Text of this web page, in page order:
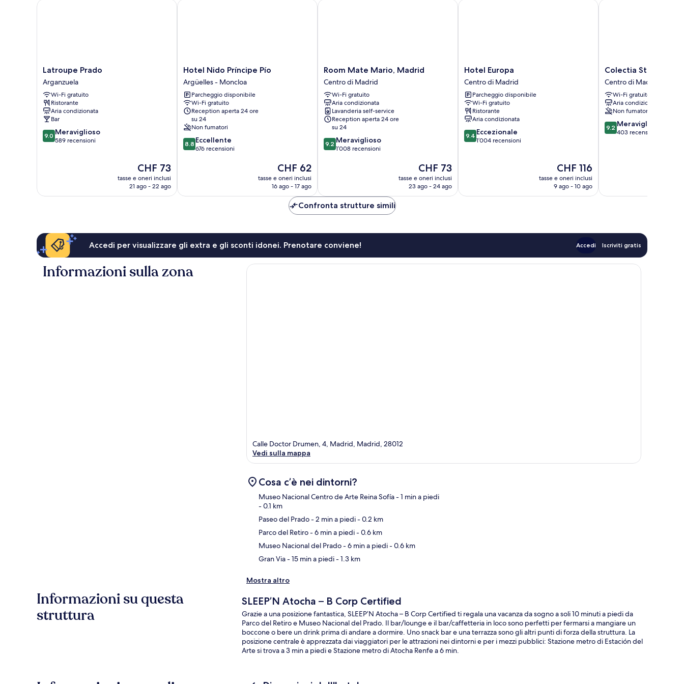
Latroupe
Prado
Arganzuela
Latroupe Prado
Arganzuela
Wi-Fi gratuito
Ristorante
Aria condizionata
Bar
9.0
su
9.0 Meraviglioso
589 recensioni
Il
prezzo
attuale
CHF 73
tasse e oneri inclusi
21 ago - 22 ago
Latroupe Prado
Hotel
Nido
Príncipe
Pío
Argüelles
-
Moncloa
Hotel Nido Príncipe Pío
Argüelles - Moncloa
Parcheggio disponibile
Wi-Fi gratuito
Reception aperta 24 ore
su 24
Non fumatori
8.8
su
8.8 Eccellente
676 recensioni
Il
prezzo
attuale
CHF 62
CHF 62
tasse e oneri inclusi
16 ago - 17 ago
Hotel Nido Príncipe Pío
Room
Mate
Mario,
Madrid
Centro
di
Madrid
Room Mate Mario, Madrid
Centro di Madrid
Wi-Fi gratuito
Aria condizionata
Lavanderia self-service
Reception aperta 24 ore
su 24
9.2
su
9.2 Meraviglioso
1’008 recensioni
Il
prezzo
attuale
CHF 73
tasse e oneri inclusi
23 ago - 24 ago
Room Mate Mario, Madrid
Hotel
Europa
Centro
di
Madrid
Hotel Europa
Centro di Madrid
Parcheggio disponibile
Wi-Fi gratuito
Ristorante
Aria condizionata
9.4
su
9.4 Eccezionale
1’004 recensioni
Il
prezzo
attuale
CHF 116
tasse e oneri inclusi
9 ago - 10 ago
Hotel Europa
Colectia
Stays
Gran
Vía
Centro
di
Madrid
Colectia Stays Gran
Centro di Madrid
Wi-Fi gratuito
Aria condizionata
Non fumatori
9.2
su
9.2 Meraviglioso
403 recensioni
Colectia Stays Gran Vía
Confronta strutture simili
Accedi per visualizzare gli extra e gli sconti idonei. Prenotare conviene! Accedi Iscriviti gratis
Informazioni sulla zona
Calle Doctor Drumen, 4, Madrid, Madrid, 28012
Vedi sulla mappa
Cosa c’è nei dintorni?
Museo Nacional Centro de Arte Reina Sofía- 1 min a piedi
- 0.1 km
Paseo del Prado- 2 min a piedi- 0.2 km
Parco del Retiro- 6 min a piedi- 0.6 km
Museo Nacional del Prado- 6 min a piedi- 0.6 km
Gran Via- 15 min a piedi- 1.3 km
Mostra altro
Informazioni su questa
struttura
SLEEP’N Atocha – B Corp Certified
Grazie a una posizione fantastica, SLEEP’N Atocha – B Corp Certified ti regala una vacanza da sogno a soli 10 minuti a piedi da
Parco del Retiro e Museo Nacional del Prado. Il bar/lounge e il bar/caffetteria in loco sono perfetti per fermarsi a mangiare un
boccone o bere un drink prima di andare a dormire. Uno snack bar e una terrazza sono gli altri punti di forza della struttura. La
posizione centrale è apprezzata dai viaggiatori per le attrazioni nei dintorni e per i mezzi pubblici: Stazione metro di Estación del
Arte si trova a 3 min a piedi e Stazione metro di Atocha Renfe a 6 min.